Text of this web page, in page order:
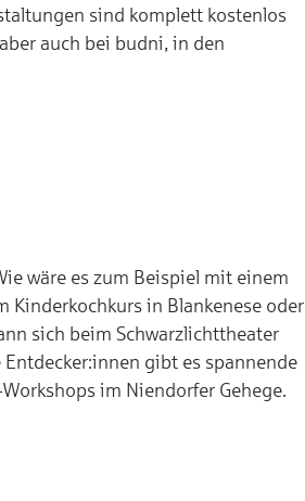
sind komplett kostenlos
auch bei budni, in den
wäre es zum Beispiel mit einem
Kinderkochkurs in Blankenese oder
sich beim Schwarzlichttheater
gibt es spannende
im Niendorfer Gehege.